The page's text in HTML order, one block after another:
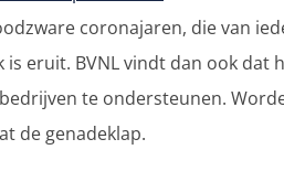
coronajaren, die van
eruit. BVNL vindt dan ook dat
te ondersteunen.
de genadeklap.